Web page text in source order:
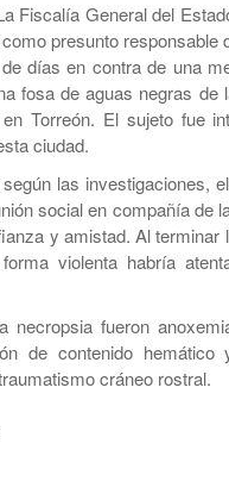
Fiscalía General del
presunto responsable
días en contra de una
fosa de aguas negras de
Torreón. El sujeto fue
ciudad.
las investigaciones,
social en compañía de
y amistad. Al terminar
violenta habría
fueron
de contenido hemático
cráneo rostral.